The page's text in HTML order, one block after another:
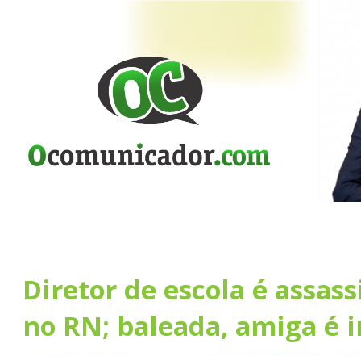
Diretor de escola é
no RN; baleada, amiga é